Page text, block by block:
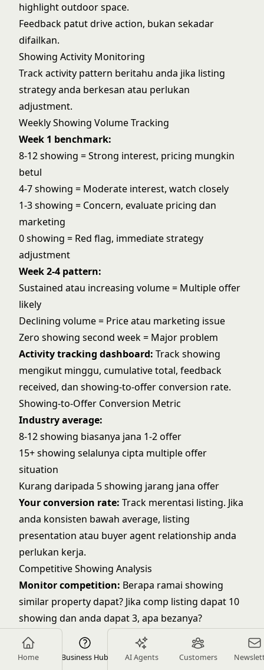
Home Business Hub AI Agents Customers
highlight outdoor space.
Feedback patut drive action, bukan sekadar
difailkan.
Showing Activity Monitoring
Track activity pattern beritahu anda jika listing
strategy anda berkesan atau perlukan
adjustment.
Weekly Showing Volume Tracking
Week 1 benchmark:
8-12 showing = Strong interest, pricing mungkin
betul
4-7 showing = Moderate interest, watch closely
1-3 showing = Concern, evaluate pricing dan
marketing
0 showing = Red flag, immediate strategy
adjustment
Week 2-4 pattern:
Sustained atau increasing volume = Multiple offer
likely
Declining volume = Price atau marketing issue
Zero showing second week = Major problem
Activity tracking dashboard: Track showing
mengikut minggu, cumulative total, feedback
received, dan showing-to-offer conversion rate.
Showing-to-Offer Conversion Metric
Industry average:
8-12 showing biasanya jana 1-2 offer
15+ showing selalunya cipta multiple offer
situation
Kurang daripada 5 showing jarang jana offer
Your conversion rate: Track merentasi listing. Jika
anda konsisten bawah average, listing
presentation atau buyer agent relationship anda
perlukan kerja.
Competitive Showing Analysis
Monitor competition: Berapa ramai showing
similar property dapat? Jika comp listing dapat 10
showing dan anda dapat 3, apa bezanya?
Possible cause:
Foto atau marketing quality